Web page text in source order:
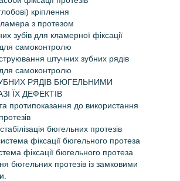
кріплення
з протезом
зубів для кламерної фіксації
самоконтролю
штучних зубних рядів
самоконтролю
РЯДІВ БЮГЕЛЬНИМИ
ЇХ ДЕФЕКТІВ
протипоказання до використання
бюгельних протезів
фіксації бюгельного протеза
фіксації бюгельного протеза
бюгельних протезів із замковими